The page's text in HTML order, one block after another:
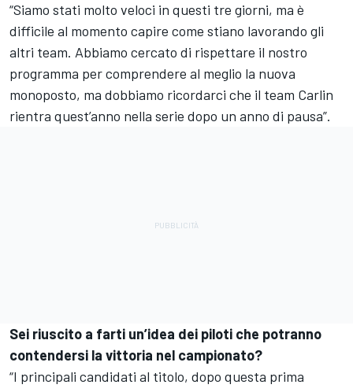
“Siamo stati molto veloci in questi tre giorni, ma è
difficile al momento capire come stiano lavorando gli
altri team. Abbiamo cercato di rispettare il nostro
programma per comprendere al meglio la nuova
monoposto, ma dobbiamo ricordarci che il team Carlin
rientra quest’anno nella serie dopo un anno di pausa”.
Sei riuscito a farti un’idea dei piloti che potranno
contendersi la vittoria nel campionato?
“I principali candidati al titolo, dopo questa prima